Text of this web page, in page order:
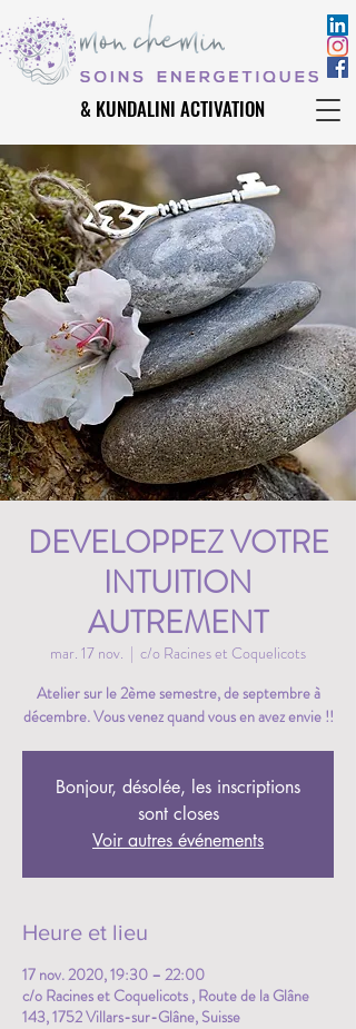
& KUNDALINI ACTIVATION
& KUNDALINI ACTIVATION
DEVELOPPEZ VOTRE
INTUITION
AUTREMENT
mar. 17 nov.
  |
c/o Racines et Coquelicots
Atelier sur le 2ème semestre, de septembre à
décembre. Vous venez quand vous en avez envie !!
Bonjour, désolée, les inscriptions
sont closes
Voir autres événements
Heure et lieu
17 nov. 2020, 19:30 – 22:00
c/o Racines et Coquelicots , Route de la Glâne
143, 1752 Villars-sur-Glâne, Suisse